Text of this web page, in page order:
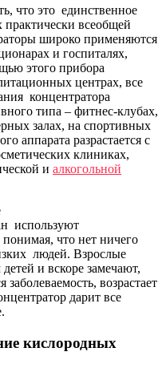
что это единственное
практически всеобщей
широко применяются
и госпиталях,
этого прибора
центрах, все
концентратора
типа – фитнес-клубах,
залах, на спортивных
аппарата разрастается с
клиниках,
и алкогольной
используют
что нет ничего
людей. Взрослые
и вскоре замечают,
возрастает
дарит все
кислородных